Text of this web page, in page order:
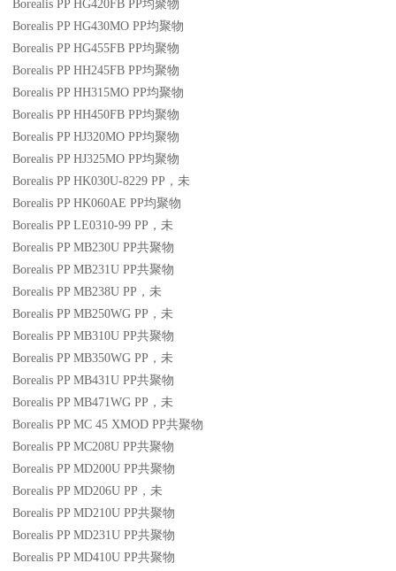
Borealis PP HG420FB PP均聚物
Borealis PP HG430MO PP均聚物
Borealis PP HG455FB PP均聚物
Borealis PP HH245FB PP均聚物
Borealis PP HH315MO PP均聚物
Borealis PP HH450FB PP均聚物
Borealis PP HJ320MO PP均聚物
Borealis PP HJ325MO PP均聚物
Borealis PP HK030U-8229 PP ，未
Borealis PP HK060AE PP均聚物
Borealis PP LE0310-99 PP ，未
Borealis PP MB230U PP共聚物
Borealis PP MB231U PP共聚物
Borealis PP MB238U PP ，未
Borealis PP MB250WG PP ，未
Borealis PP MB310U PP共聚物
Borealis PP MB350WG PP ，未
Borealis PP MB431U PP共聚物
Borealis PP MB471WG PP ，未
Borealis PP MC 45 XMOD PP共聚物
Borealis PP MC208U PP共聚物
Borealis PP MD200U PP共聚物
Borealis PP MD206U PP ，未
Borealis PP MD210U PP共聚物
Borealis PP MD231U PP共聚物
Borealis PP MD410U PP共聚物